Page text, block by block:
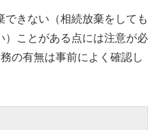
きない（相続放棄をしても
）ことがある点には注意が必
の有無は事前によく確認し